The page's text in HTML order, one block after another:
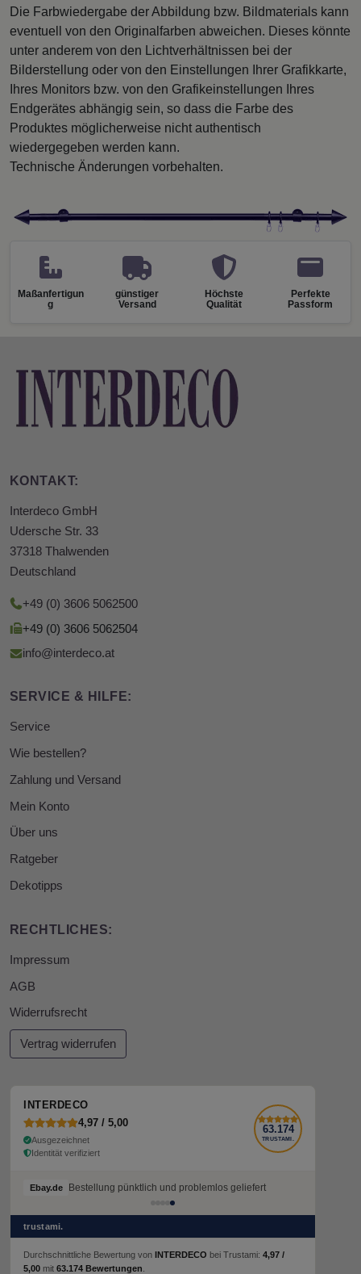
Die Farbwiedergabe der Abbildung bzw. Bildmaterials kann
eventuell von den Originalfarben abweichen. Dieses könnte
unter anderem von den Lichtverhältnissen bei der
Bilderstellung oder von den Einstellungen Ihrer Grafikkarte,
Ihres Monitors bzw. von den Grafikeinstellungen Ihres
Endgerätes abhängig sein, so dass die Farbe des
Produktes möglicherweise nicht authentisch
wiedergegeben werden kann.
Technische Änderungen vorbehalten.
Maßanfertigun
g
günstiger
Versand
Höchste
Qualität
Perfekte
Passform
KONTAKT:
Interdeco GmbH
Udersche Str. 33
37318 Thalwenden
Deutschland
+49 (0) 3606 5062500
+49 (0) 3606 5062504
info@interdeco.at
SERVICE & HILFE:
Service
Wie bestellen?
Zahlung und Versand
Mein Konto
Über uns
Ratgeber
Dekotipps
RECHTLICHES:
Impressum
AGB
Widerrufsrecht
Vertrag widerrufen
INTERDECO
4,97 / 5,00
Ausgezeichnet
Identität verifiziert
63.174
TRUSTAMI.
Ebay.de Bestellung pünktlich und problemlos geliefert
trustami.
Durchschnittliche Bewertung von INTERDECO bei Trustami: 4,97 /
5,00 mit 63.174 Bewertungen